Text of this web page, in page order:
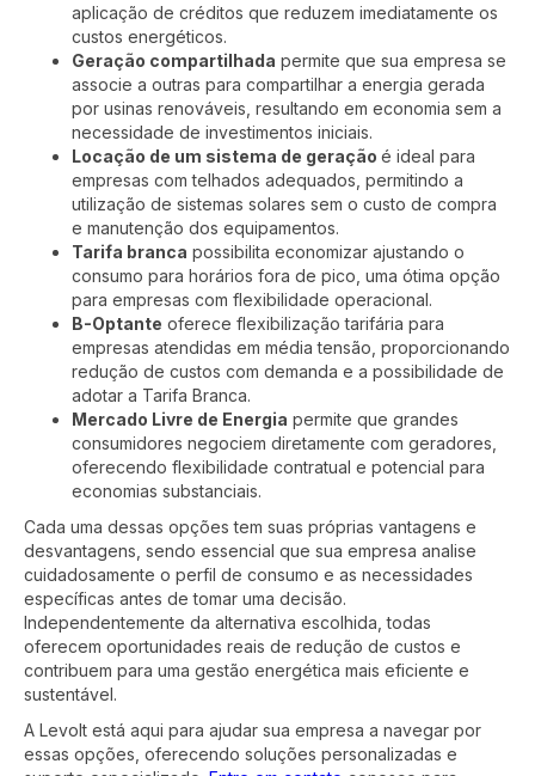
aplicação de créditos que reduzem imediatamente os
custos energéticos.
Geração compartilhada permite que sua empresa se
associe a outras para compartilhar a energia gerada
por usinas renováveis, resultando em economia sem a
necessidade de investimentos iniciais.
Locação de um sistema de geração é ideal para
empresas com telhados adequados, permitindo a
utilização de sistemas solares sem o custo de compra
e manutenção dos equipamentos.
Tarifa branca possibilita economizar ajustando o
consumo para horários fora de pico, uma ótima opção
para empresas com flexibilidade operacional.
B-Optante oferece flexibilização tarifária para
empresas atendidas em média tensão, proporcionando
redução de custos com demanda e a possibilidade de
adotar a Tarifa Branca.
Mercado Livre de Energia permite que grandes
consumidores negociem diretamente com geradores,
oferecendo flexibilidade contratual e potencial para
economias substanciais.
Cada uma dessas opções tem suas próprias vantagens e
desvantagens, sendo essencial que sua empresa analise
cuidadosamente o perfil de consumo e as necessidades
específicas antes de tomar uma decisão.
Independentemente da alternativa escolhida, todas
oferecem oportunidades reais de redução de custos e
contribuem para uma gestão energética mais eficiente e
sustentável.
A Levolt está aqui para ajudar sua empresa a navegar por
essas opções, oferecendo soluções personalizadas e